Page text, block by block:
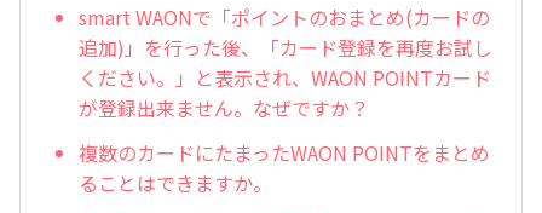
smart WAONで「ポイントのおまとめ(カードの
追加)」を行った後、「カード登録を再度お試し
ください。」と表示され、WAON POINTカード
が登録出来ません。なぜですか？
複数のカードにたまったWAON POINTをまとめ
ることはできますか。